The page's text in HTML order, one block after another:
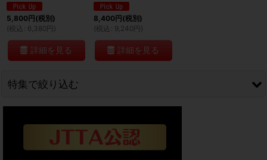
5,800 円 (税別)
(税込 : 6,380 円 )
詳細を見る
8,400円 (税別)
(税込 : 9,240 円 )
詳細を見る
特集で絞り込む
WRMおすすめ